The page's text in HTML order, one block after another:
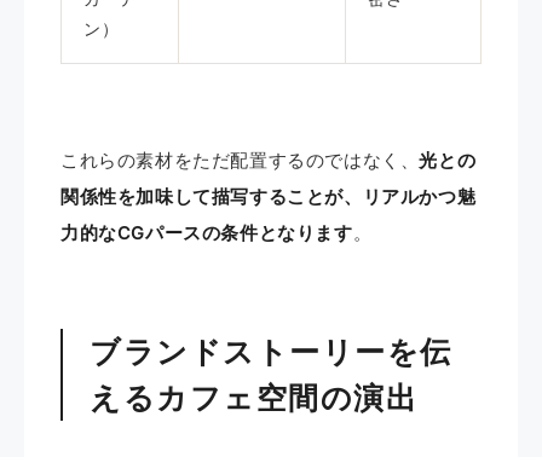
ン）
これらの素材をただ配置するのではなく、光との
関係性を加味して描写することが、リアルかつ魅
力的なCGパースの条件となります。
ブランドストーリーを伝
えるカフェ空間の演出